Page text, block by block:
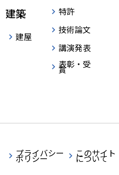
建築
建屋
特許
技術論文
講演発表
表彰・受
賞
プライバシー
ポリシー このサイト
について